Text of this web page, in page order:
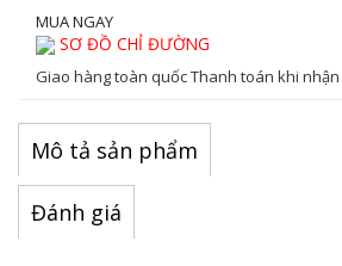
MUA NGAY
SƠ ĐỒ CHỈ ĐƯỜNG
Giao hàng toàn quốcThanh toán khi
Mô tả sản phẩm
Đánh giá